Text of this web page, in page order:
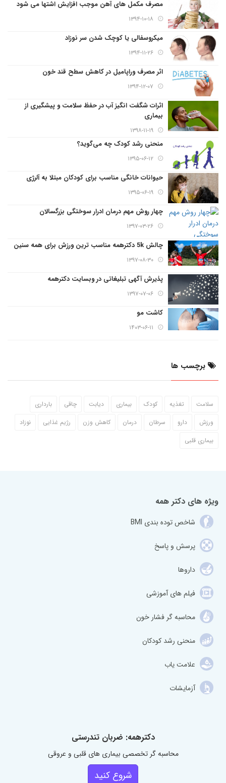
مصرف مکمل های آهن موجب افزایش اشتها می شود
۱۳۹۴-۱۰-۱۸
میکروسفالی یا کوچک شدن سر نوزاد
۱۳۹۴-۱۱-۲۶
اثر مصرف وراپامیل در کاهش سطح قند خون
۱۳۹۴-۱۲-۰۷
اثرات شگفت انگیز آب در حفظ سلامت و پیشگیری از
بیماری
۱۳۹۸-۱۱-۱۹
منحنی رشد کودک چه می‌گوید؟
۱۳۹۵-۰۶-۱۲
حیوانات خانگی مناسب برای کودکان مبتلا به آلرژی
۱۳۹۵-۰۶-۱۹
چهار روش مهم درمان ادرار سوختگی بزرگسالان
۱۳۹۷-۰۳-۲۶
چالش 5k دکترهمه مناسب ترین ورزش برای همه سنین
۱۳۹۷-۰۸-۳۰
پذیرش آگهی تبلیغاتی در وبسایت دکترهمه
۱۳۹۷-۰۷-۰۶
کاشت مو
۱۴۰۳-۰۶-۱۱
برچسب ها
سلامت تغذیه کودک بیماری دیابت چاقی
بارداری
ورزش
دارو سرطان درمان کاهش وزن رژیم غذایی
نوزاد
بیماری قلبی
ویژه های دکتر همه
شاخص توده بندی BMI
پرسش و پاسخ
داروها
فیلم های آموزشی
محاسبه گر فشار خون
منحنی رشد کودکان
علامت یاب
آزمایشات
دکترهمه: ضربان تندرستی
محاسبه گر تخصصی بیماری های قلبی و عروقی
شروع کنید